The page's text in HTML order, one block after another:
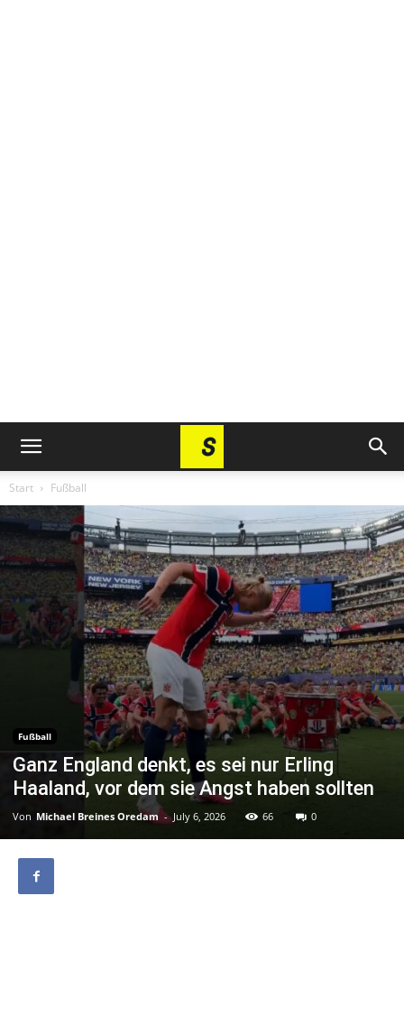
Start Fußball
Fußball
Ganz England denkt, es sei nur Erling
Haaland, vor dem sie Angst haben sollten
Von Michael Breines Oredam - July 6, 2026 66 0